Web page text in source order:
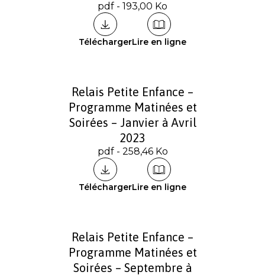
pdf - 193,00 Ko
TéléchargerLire en ligne
Relais Petite Enfance –
Programme Matinées et
Soirées – Janvier à Avril
2023
pdf - 258,46 Ko
TéléchargerLire en ligne
Relais Petite Enfance –
Programme Matinées et
Soirées – Septembre à